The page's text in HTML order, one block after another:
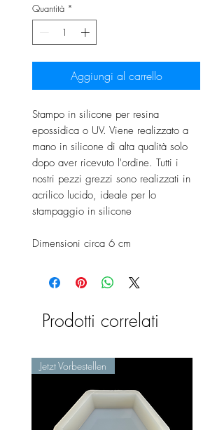
Quantità *
Aggiungi al carrello
Stampo in silicone per resina
epossidica o UV. Viene realizzato a
mano in silicone di alta qualità solo
dopo aver ricevuto l'ordine. Tutti i
nostri pezzi grezzi sono realizzati in
acrilico lucido, ideale per lo
stampaggio in silicone
Dimensioni circa 6 cm
Prodotti correlati
Jetzt Vorbestellen